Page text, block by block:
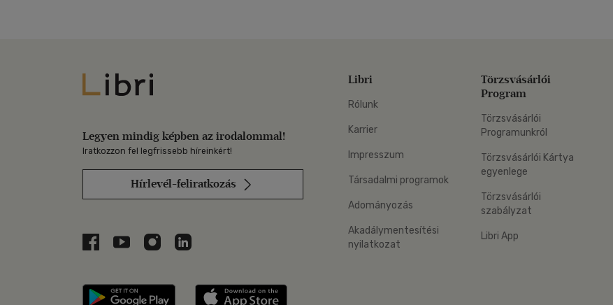
Libri
Legyen mindig képben az irodalommal!
Iratkozzon fel legfrissebb híreinkért!
Hírlevél-feliratkozás
Libri a Facebookon
Libri a Youtube-on
Libri az Instagramon
Libri a LinkedInen
Libri applikáció Szerezd meg: Google Play
Libri
Rólunk
Karrier
Impresszum
Társadalmi programok
Adományozás
Akadálymentesítési
nyilatkozat
Törzsvásárlói
Program
Törzsvásárlói
Programunkról
Törzsvásárlói Kártya
egyenlege
Törzsvásárlói
szabályzat
Libri App